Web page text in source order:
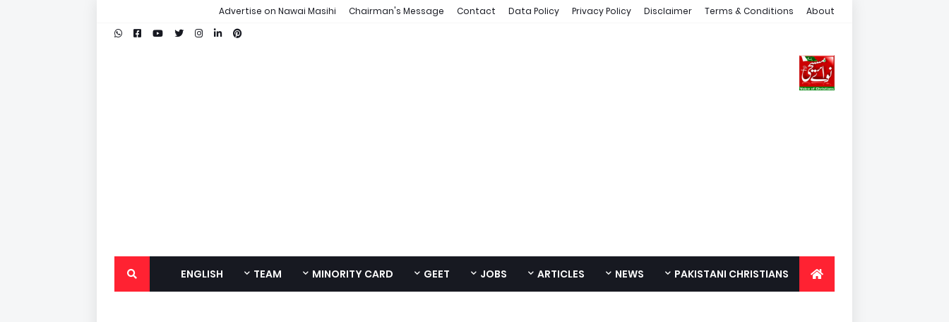
About
Terms & Conditions
Disclaimer
Privacy Policy
Data Policy
Contact
Chairman's Message
Advertise on Nawai Masihi
PAKISTANI CHRISTIANS
NEWS
ARTICLES
JOBS
GEET
MINORITY CARD
TEAM
ENGLISH